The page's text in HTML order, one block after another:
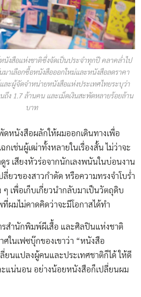
นังสือแห่งชาติซึ่งจัดเป็นประจำทุกปี คลาคลํ่าไป
าเลือกซื้อหนังสือออกใหม่และหนังสือลดราคา
ะผู้จัดจำหน่ายหนังสือแห่งประเทศไทยระบุว่า
ถึง 1.7 ล้านคน และเม็ดเงินสะพัดหลายร้อยล้าน
บาท
ดหนังสือผลักให้ผมออกเดินทางเพื่อ
กเช่นผู้เฒ่าทั้งหลายในเรื่องสั้น ไม่ว่าจะ
ร เสียงหัวร่อจากนักเลงพนันในบ่อนงาน
ยวของสาวกำดัด หรือความทรงจำโบรํ่า
ๆ เพื่อเก็บเกี่ยวนำกลับมาเป็นวัตถุดิบ
ผมไม่คาดคิดว่าจะมีโอกาสได้ทำ
สำนักพิมพ์ผีเสื้อ และศิลปินแห่งชาติ
ในเฟซบุ๊กของเขาว่า “หนังสือ
ยนแปลงผู้คนและประเทศชาติก็ได้ ให้ดี
ะแน่นอน อย่างน้อยหนังสือก็เปลี่ยนผม